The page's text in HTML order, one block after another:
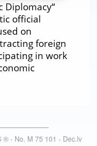
Diplomacy“
official
on
foreign
in work
® - No. M 75 101 - Dec.lv